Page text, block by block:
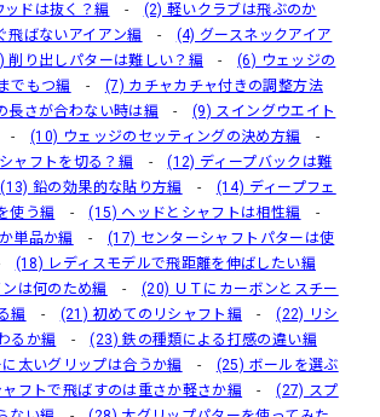
ドは抜く？編 - (2) 軽いクラブは飛ぶのか
飛ばないアイアン編 - (4) グースネックアイア
削り出しパターは難しい？編 -(6) ウェッジの
でもつ編
- (7) カチャカチャ付きの調整方法
長さが合わない時は編 -(9) スイングウエイト
- (10) ウェッジのセッティングの決め方編
-
ャフトを切る？編 -(12) ディープバックは難
(13) 鉛の効果的な貼り方編 - (14) ディープフェ
使う編 -(15) ヘッドとシャフトは相性編
-
単品か編
- (17) センターシャフトパターは使
(18) レディスモデルで飛距離を伸ばしたい編
は何のため編 - (20) ＵＴにカーボンとスチー
編
- (21) 初めてのリシャフト編 -(22) リシ
るか編 -(23) 鉄の種類による打感の違い編
太いグリップは合うか編 - (25) ボールを選ぶ
フトで飛ばすのは重さか軽さか編 -(27) スプ